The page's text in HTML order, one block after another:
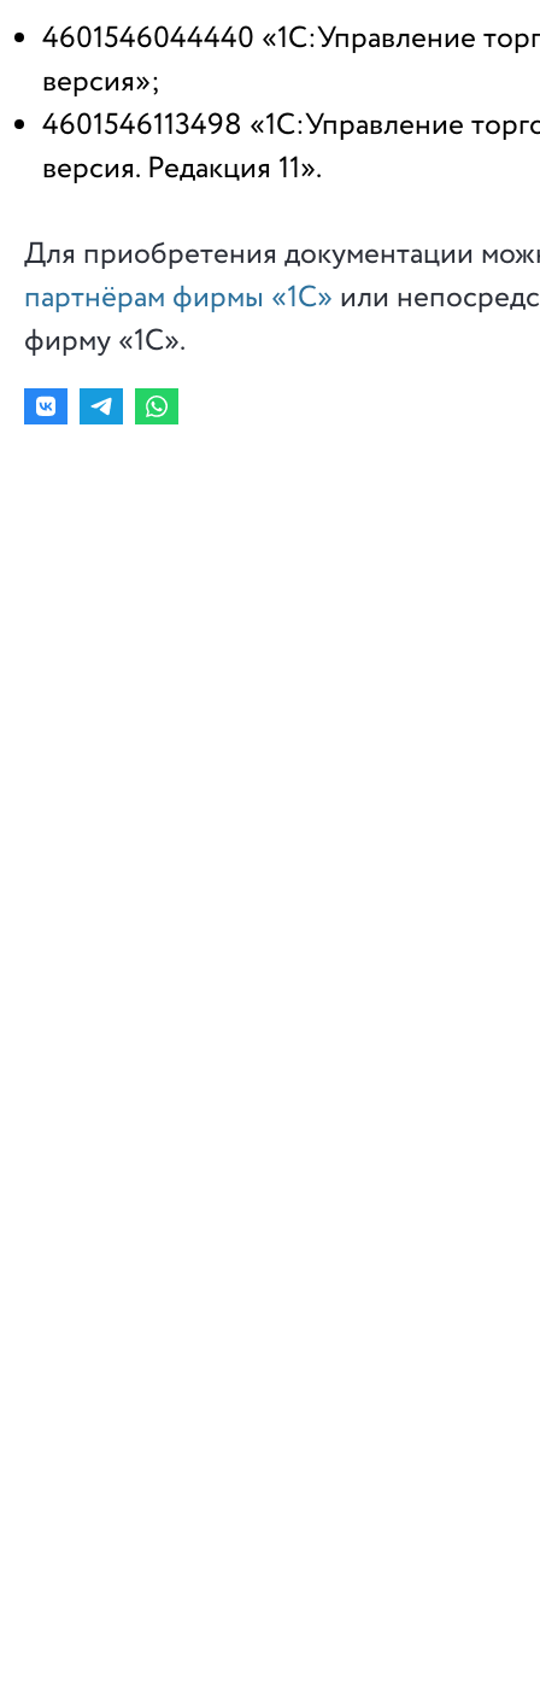
4601546044440 «1С:Управление
версия»;
4601546113498 «1С:Управление
версия. Редакция 11».
Для приобретения документации
партнёрам фирмы «1С» или
фирму «1С».